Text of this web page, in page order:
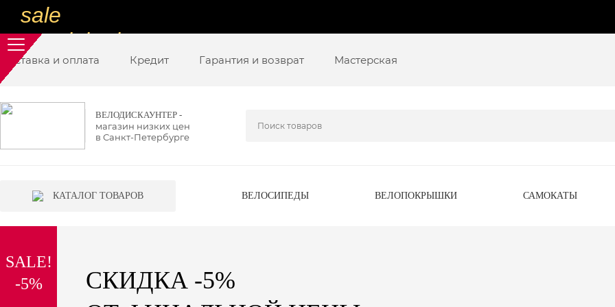
sale
special price
sale
низкие цены
вот дешево
special price
sale
надо брать
Доставка и оплата Кредит Гарантия и возврат Мастерская
ВЕЛОДИСКАУНТЕР -
магазин низких цен
в Санкт-Петербурге
КАТАЛОГ ТОВАРОВ ВЕЛОСИПЕДЫ ВЕЛОПОКРЫШКИ САМОКАТЫ
SALE!
-5%
СКИДКА -5%